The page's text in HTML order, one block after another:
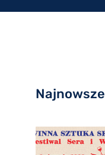
Najnowsze